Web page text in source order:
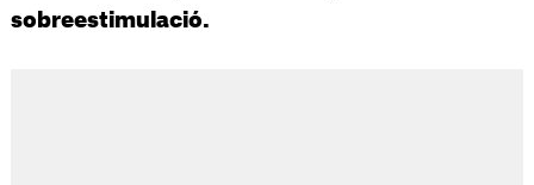
sobreestimulació.